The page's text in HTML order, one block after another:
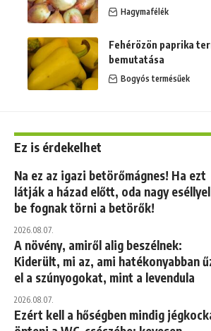
Hagymafélék
Fehérözön paprika
bemutatása
Bogyós termésűek
Ez is érdekelhet
Na ez az igazi betörőmágnes! Ha ezt
látják a házad előtt, oda nagy eséllyel
be fognak törni a betörők!
2026.08.07.
A növény, amiről alig beszélnek:
Kiderült, mi az, ami hatékonyabban
el a szúnyogokat, mint a levendula
2026.08.07.
Ezért kell a hőségben mindig